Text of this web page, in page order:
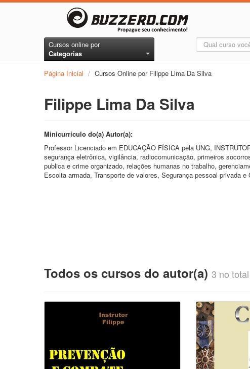
Cursos online por
Categorias
Página Inicial / Cursos Online por Filippe Lima Da Silva
Filippe Lima Da Silva
Minicurrículo do(a) Autor(a):
Professor Licenciado em EDUCAÇÃO FÍSICA pela UNG,
segurança eletrônica, vigilância, radiocomunicação, primeiros
publica e crime organizado, relações humanas no trabalho,
Escolta armada, Transporte de valores, Segurança pessoal privada
Todos os cursos do autor(a) 3 no total